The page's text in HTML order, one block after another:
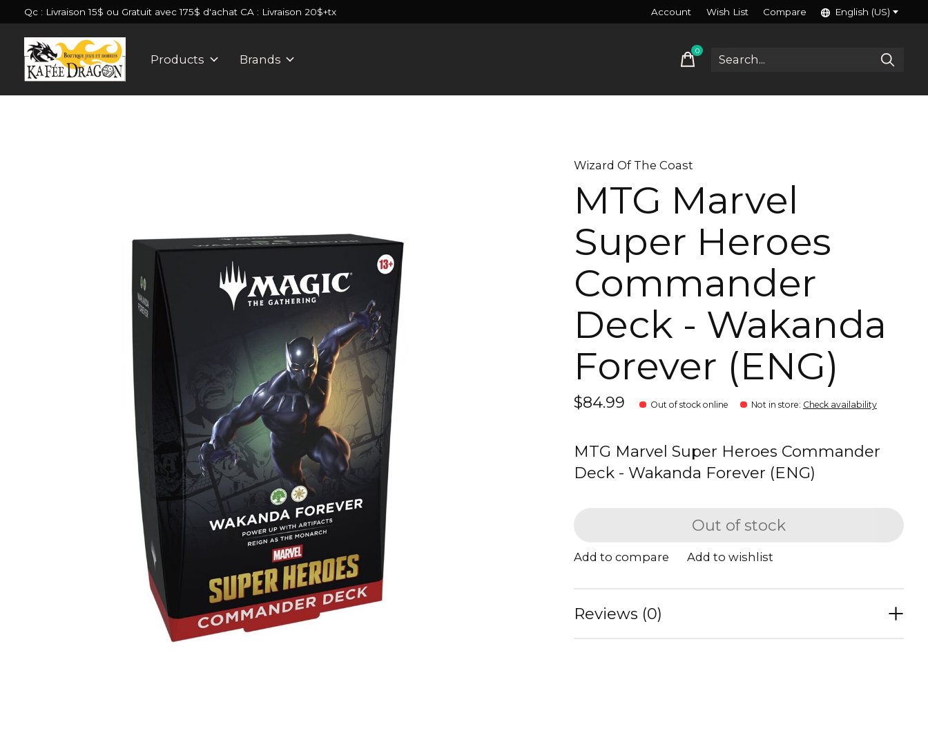
Qc : Livraison 15$ ou Gratuit avec 175$ d'achat CA : Livraison 20$+tx Account Wish List Compare English (US)
Products Brands
0items
Wizard Of The Coast
MTG Marvel
Super Heroes
Commander
Deck - Wakanda
Forever (ENG)
$84.99 Out of stock online Not in store: Check availability
MTG Marvel Super Heroes Commander
Deck - Wakanda Forever (ENG)
Out of stock
Add to compare Add to wishlist
Reviews (0)